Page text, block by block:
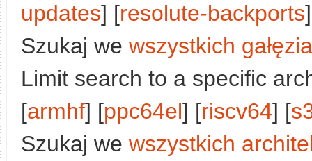
updates] [resolute-backports
Szukaj we wszystkich
Limit search to a specific
[armhf] [ppc64el] [riscv64] [
Szukaj we wszystkich